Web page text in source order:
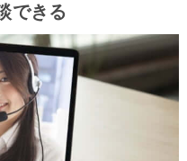
できる